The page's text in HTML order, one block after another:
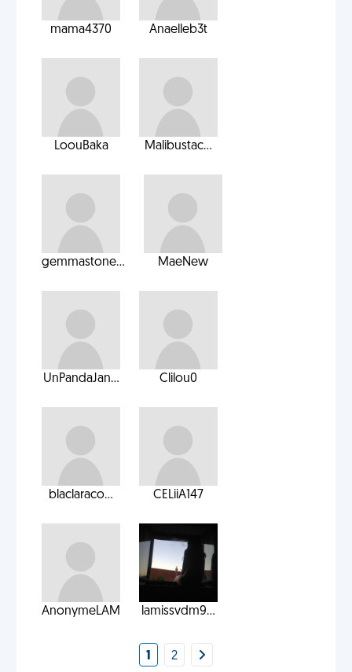
mama4370 Anaelleb3t
LoouBaka Malibustac...
gemmastone... MaeNew
UnPandaJan... Clilou0
blaclaraco... CELiiA147
AnonymeLAM lamissvdm9...
1 2